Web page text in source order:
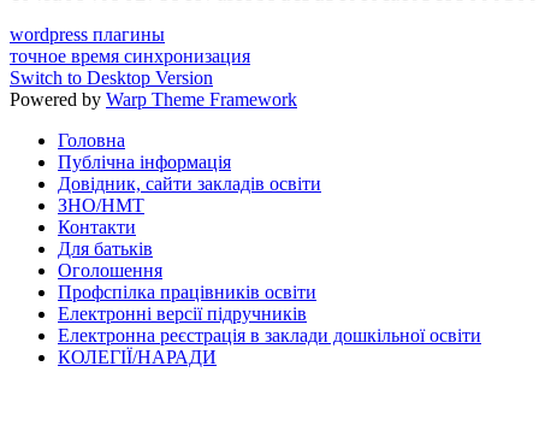
wordpress плагины
точное время синхронизация
Switch to Desktop Version
Powered by Warp Theme Framework
Головна
Публічна інформація
Довідник, сайти закладів освіти
ЗНО/НМТ
Контакти
Для батьків
Оголошення
Профспілка працівників освіти
Електронні версії підручників
Електронна реєстрація в заклади дошкільної освіти
КОЛЕГІЇ/НАРАДИ